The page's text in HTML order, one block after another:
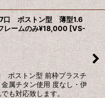
ボストン型 薄型1.6
ームのみ¥18,000 [VS-
ストン型 前枠プラスチ
属チタン使用 度なし・伊
も対応致します。